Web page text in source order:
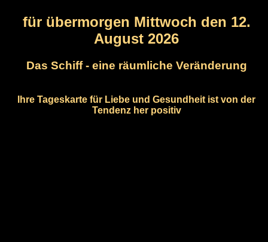
für übermorgen Mittwoch den 12.
August 2026
Das Schiff - eine räumliche Veränderung
Ihre Tageskarte für Liebe und Gesundheit ist von der
Tendenz her positiv